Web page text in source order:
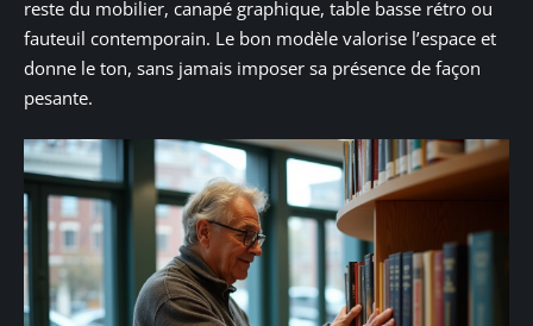
reste du mobilier, canapé graphique, table basse rétro ou
fauteuil contemporain. Le bon modèle valorise l’espace et
donne le ton, sans jamais imposer sa présence de façon
pesante.